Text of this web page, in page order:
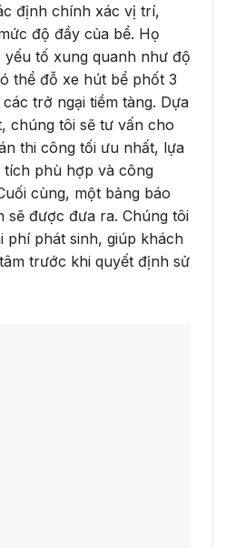
định chính xác vị trí,
độ đầy của bể. Họ
yếu tố xung quanh như độ
thể đỗ xe hút bể phốt 3
trở ngại tiềm tàng. Dựa
chúng tôi sẽ tư vấn cho
thi công tối ưu nhất, lựa
phù hợp và công
cùng, một bảng báo
sẽ được đưa ra. Chúng tôi
phí phát sinh, giúp khách
trước khi quyết định sử